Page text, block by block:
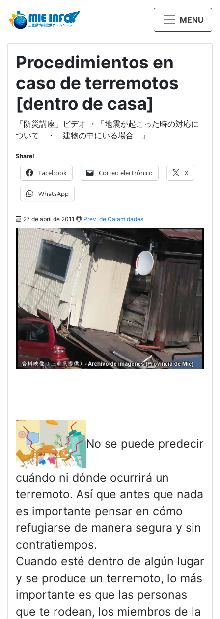
MENU
Procedimientos en
caso de terremotos
[dentro de casa]
「防災講座」ビデオ ・「地震が起こった時の対応に
ついて ・ 建物の中にいる場合 」
Share!
Facebook Correo electrónico X
WhatsApp
27 de abril de 2011 Prev. de Calamidades
No se puede predecir
cuándo ni dónde ocurrirá un
terremoto. Así que antes que nada
es importante pensar en cómo
refugiarse de manera segura y sin
contratiempos.
Cuando esté dentro de algún lugar
y se produce un terremoto, lo más
importante es que las personas
que te rodean, los miembros de la